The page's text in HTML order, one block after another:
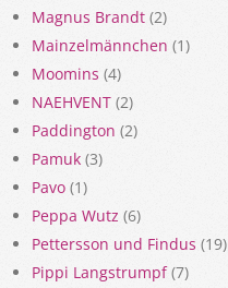
Magnus Brandt (2)
Mainzelmännchen (1)
Moomins (4)
NAEHVENT (2)
Paddington (2)
Pamuk (3)
Pavo (1)
Peppa Wutz (6)
Pettersson und Findus (19)
Pippi Langstrumpf(7)